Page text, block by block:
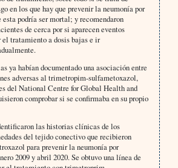
en los que hay que prevenir la neumonía por
esta podría ser mortal; y recomendaron
de cerca por si aparecen eventos
el tratamiento a dosis bajas e ir
ya habían documentado una asociación entre
adversas al trimetropim-sulfametoxazol,
del National Centre for Global Health and
comprobar si se confirmaba en su propio
las historias clínicas de los
del tejido conectivo que recibieron
para prevenir la neumonía por
2009 y abril 2020. Se obtuvo una línea de